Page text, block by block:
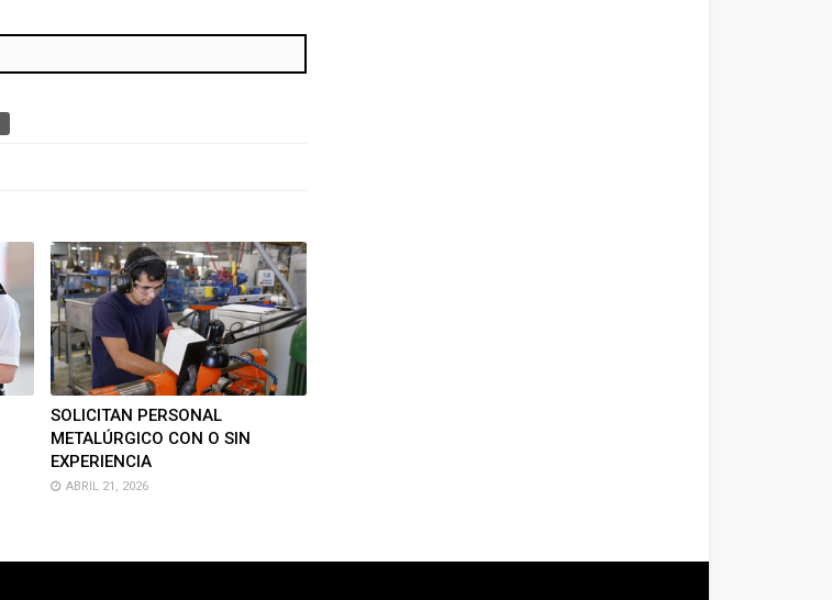
SOLICITAN PERSONAL
METALÚRGICO CON O SIN
EXPERIENCIA
ABRIL 21, 2026